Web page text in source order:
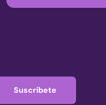
Suscríbete